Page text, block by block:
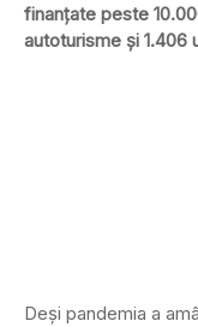
finanțate peste
autoturisme și 1.406
Deși pandemia a